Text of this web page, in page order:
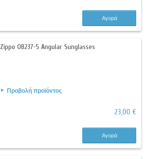
Αγορά
Zippo OB237-5 Angular Sunglasses
Προβολή προϊόντος
23,00 €
Αγορά